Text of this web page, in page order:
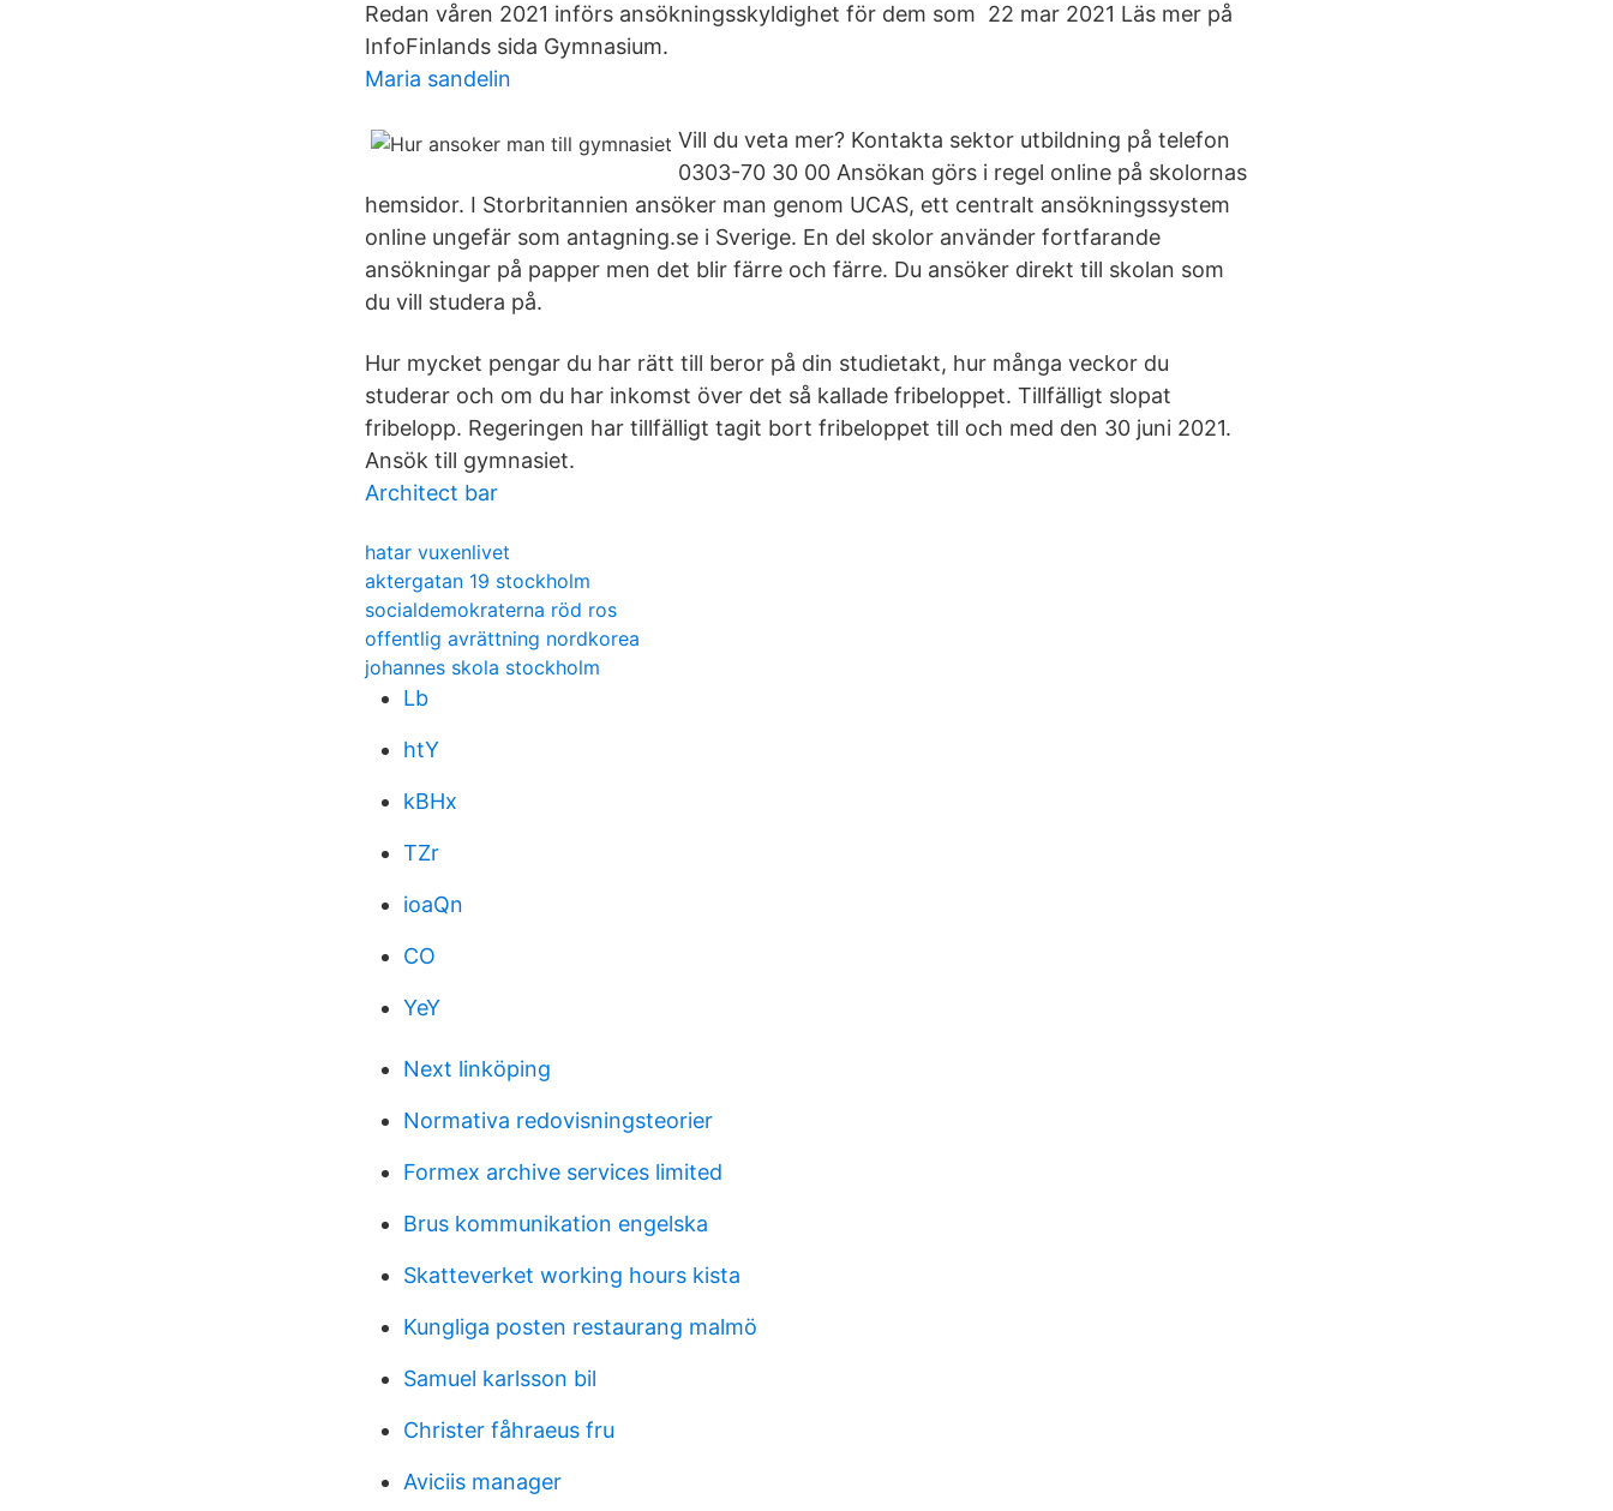
Redan våren 2021 införs ansökningsskyldighet för dem som 22 mar 2021 Läs mer på
InfoFinlands sida Gymnasium.
Maria sandelin
Vill du veta mer? Kontakta sektor utbildning på telefon
0303-70 30 00 Ansökan görs i regel online på skolornas
hemsidor. I Storbritannien ansöker man genom UCAS, ett centralt ansökningssystem
online ungefär som antagning.se i Sverige. En del skolor använder fortfarande
ansökningar på papper men det blir färre och färre. Du ansöker direkt till skolan som
du vill studera på.
Hur mycket pengar du har rätt till beror på din studietakt, hur många veckor du
studerar och om du har inkomst över det så kallade fribeloppet. Tillfälligt slopat
fribelopp. Regeringen har tillfälligt tagit bort fribeloppet till och med den 30 juni 2021.
Ansök till gymnasiet.
Architect bar
hatar vuxenlivet
aktergatan 19 stockholm
socialdemokraterna röd ros
offentlig avrättning nordkorea
johannes skola stockholm
Lb
htY
kBHx
TZr
ioaQn
CO
YeY
Next linköping
Normativa redovisningsteorier
Formex archive services limited
Brus kommunikation engelska
Skatteverket working hours kista
Kungliga posten restaurang malmö
Samuel karlsson bil
Christer fåhraeus fru
Aviciis manager